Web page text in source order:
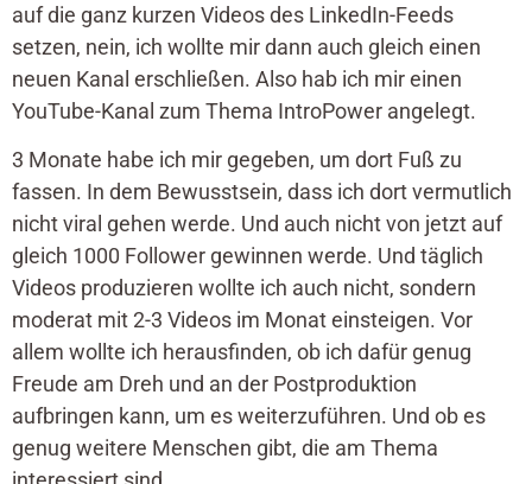
auf die ganz kurzen Videos des LinkedIn-Feeds
setzen, nein, ich wollte mir dann auch gleich einen
neuen Kanal erschließen. Also hab ich mir einen
YouTube-Kanal zum Thema IntroPower angelegt.
3 Monate habe ich mir gegeben, um dort Fuß zu
fassen. In dem Bewusstsein, dass ich dort vermutlich
nicht viral gehen werde. Und auch nicht von jetzt auf
gleich 1000 Follower gewinnen werde. Und täglich
Videos produzieren wollte ich auch nicht, sondern
moderat mit 2-3 Videos im Monat einsteigen. Vor
allem wollte ich herausfinden, ob ich dafür genug
Freude am Dreh und an der Postproduktion
aufbringen kann, um es weiterzuführen. Und ob es
genug weitere Menschen gibt, die am Thema